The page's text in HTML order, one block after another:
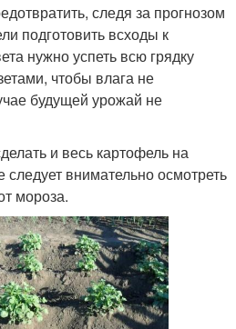
следя за прогнозом
подготовить всходы к
нужно успеть всю грядку
чтобы влага не
будущей урожай не
и весь картофель на
следует внимательно осмотреть
мороза.